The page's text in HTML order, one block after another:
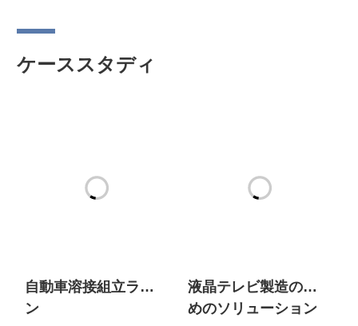
ケーススタディ
自動車溶接組立ライ
ン
液晶テレビ製造のた
めのソリューション